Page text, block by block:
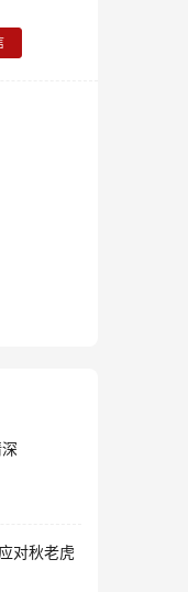
对秋老虎